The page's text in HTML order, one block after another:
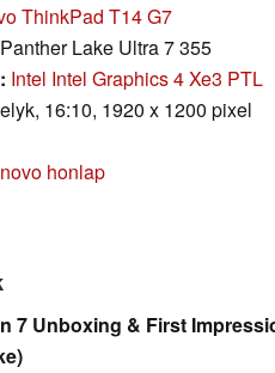
ThinkPad T14 G7
Lake Ultra 7 355
Intel Intel Graphics 4 Xe3 PTL
16:10, 1920 x 1200 pixel
honlap
7 Unboxing & First